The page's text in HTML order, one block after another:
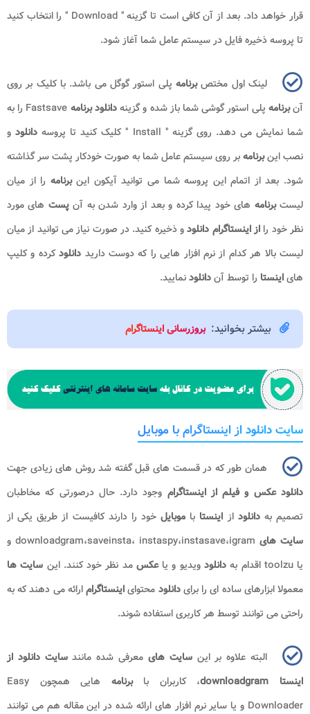
قرار خواهد داد. بعد از آن کافی است تا گزینه "Download " را انتخاب کنید
تا پروسه ذخیره فایل در سیستم عامل شما آغاز شود.
لینک اول مختصبرنامه پلی استور گوگل می باشد. با کلیک بر روی
آنبرنامه پلی استور گوشی شما باز شده و گزینهدانلود برنامه Fastsave را به
شما نمایش می دهد. روی گزینه " Install " کلیک کنید تا پروسه دانلود و
نصب اینبرنامهبر روی سیستم عامل شما به صورت خودکار پشت سر گذاشته
شود. بعد از اتمام این پروسه شما می توانید آیکون اینبرنامه را از میان
لیستبرنامه های خود پیدا کرده و بعد از وارد شدن به آنپست های مورد
نظر خود را از اینستاگرام دانلودو ذخیره کنید. در صورت نیاز می توانید از میان
لیست بالا هر کدام از نرم افزار هایی را که دوست دارید دانلودکرده و کلیپ
هایاینستا را توسط آندانلودنمایید.
بیشتر بخوانید: بروزرسانی اینستاگرام
سایت دانلود از اینستاگرام با موبایل
همان طور که در قسمت های قبل گفته شد روش های زیادی جهت
دانلود عکس و فیلم از اینستاگرام وجود دارد. حال درصورتی که مخاطبان
تصمیم به دانلوداز اینستا با موبایل خود را دارند کافیست از طریق یکی از
سایت های
downloadgram،saveinsta، instaspy،instasave،igram و
یا toolzu اقدام به
دانلودویدیو و یاعکسمد نظر خود کنند. این سایت ها
معمولا ابزارهای ساده ای را برایدانلود محتوایاینستاگرامارائه می دهند که به
راحتی می توانند توسط هر کاربری استفاده شوند.
البته علاوه بر اینسایت های معرفی شده مانندسایت دانلود از
اینستا downloadgram
، کاربران بابرنامه
هایی همچون Easy
Downloader و یا سایر نرم افزار های ارائه شده در این مقاله هم می توانند